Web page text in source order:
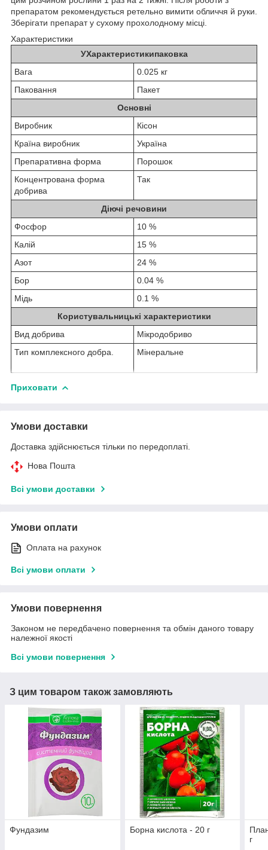
препаратом рекомендується ретельно вимити обличчя й руки.
Зберігати препарат у сухому прохолодному місці.
Характеристики
УХарактеристикипаковка
Вага
0.025 кг
Паковання
Пакет
Основні
Виробник
Кісон
Країна виробник
Україна
Препаративна форма
Порошок
Концентрована форма
добрива
Так
Діючі речовини
Фосфор
10 %
Калій
15 %
Азот
24 %
Бор
0.04 %
Мідь
0.1 %
Користувальницькі характеристики
Вид добрива
Мікродобриво
Тип комплексного добра.
Мінеральне
Приховати
Умови доставки
Доставка здійснюється тільки по передоплаті.
Нова Пошта
Всі умови доставки
Умови оплати
Оплата на рахунок
Всі умови оплати
Умови повернення
Законом не передбачено повернення та обмін даного товару
належної якості
Всі умови повернення
З цим товаром також замовляють
Фундазим Борна кислота - 20 г
г